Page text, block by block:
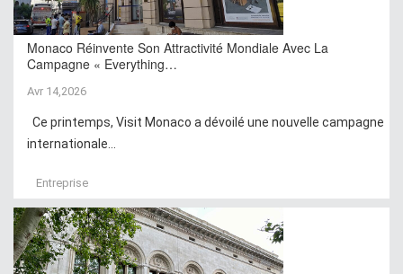
Monaco Réinvente Son Attractivité Mondiale Avec La
Campagne « Everything…
Avr 14,2026
Ce printemps, Visit Monaco a dévoilé une nouvelle campagne
internationale...
Entreprise